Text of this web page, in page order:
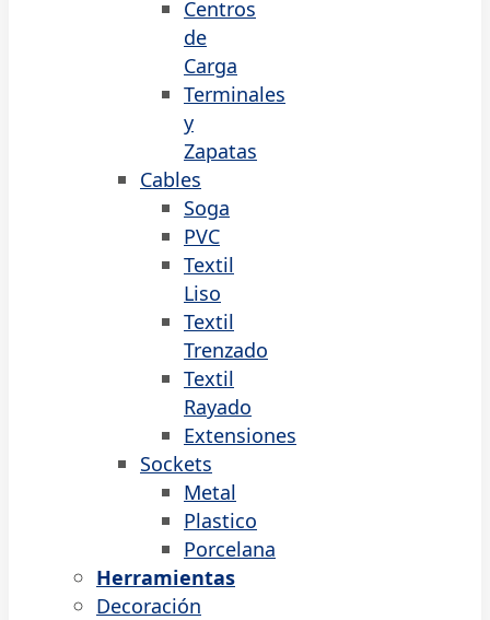
Centros
de
Carga
Terminales
y
Zapatas
Cables
Soga
PVC
Textil
Liso
Textil
Trenzado
Textil
Rayado
Extensiones
Sockets
Metal
Plastico
Porcelana
Herramientas
Decoración